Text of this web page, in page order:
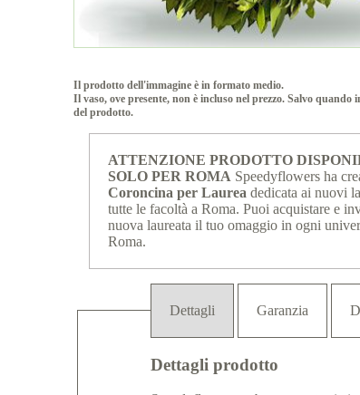
Il prodotto dell'immagine è in formato medio.
Il vaso, ove presente, non è incluso nel prezzo. Salvo quando
del prodotto.
ATTENZIONE PRODOTTO
SOLO PER ROMA Speedyflowers ha
Coroncina per Laurea dedicata ai nuovi
tutte le facoltà a Roma. Puoi acquistare e
nuova laureata il tuo omaggio in ogni
Roma.
Dettagli Garanzia
Dettagli prodotto